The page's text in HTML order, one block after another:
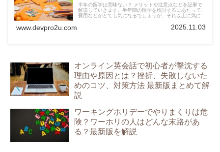
半年の留学は意味ない？ メリットや注意点などを記事で
解説していきます。半年間の留学を検討するにあたって、
費用などがとても気になるでしょうが、それ以上に気にな
言うことでしょう。実際はどうなっているんでしょうか
www.devpro2u.com 2025.11.03
オンライン英会話で初心者が撃沈する
理由や原因とは？挫折、失敗しないた
めのコツ、対策方法 最新版まとめて解
説
ワーキングホリデーでやりまくりは危
険？ワーホリの人はどんな末路があ
る？最新版を解説